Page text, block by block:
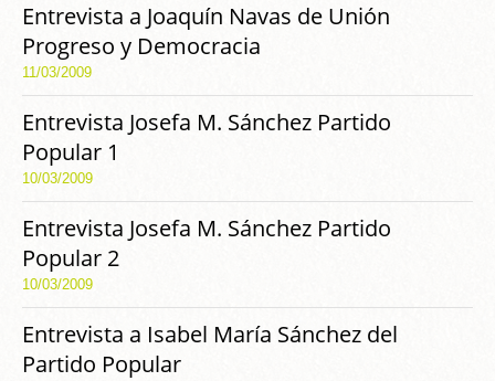
Entrevista a Joaquín Navas de Unión
Progreso y Democracia
11/03/2009
Entrevista Josefa M. Sánchez Partido
Popular 1
10/03/2009
Entrevista Josefa M. Sánchez Partido
Popular 2
10/03/2009
Entrevista a Isabel María Sánchez del
Partido Popular